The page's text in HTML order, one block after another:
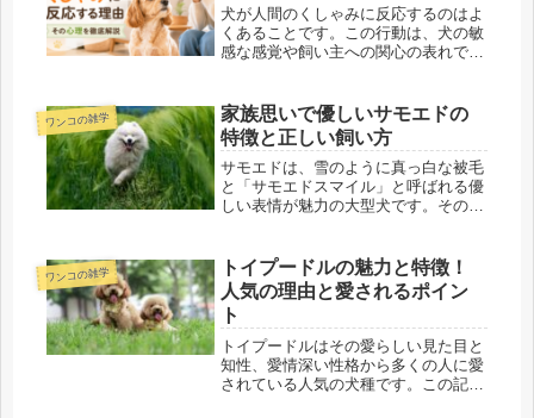
犬が人間のくしゃみに反応するのはよ
くあることです。この行動は、犬の敏
感な感覚や飼い主への関心の表れであ
ょうか？この記事では、犬がくしゃみ
に反応する理由やその背景、さらに飼
い...
ワンコの雑学
家族思いで優しいサモエドの
特徴と正しい飼い方
サモエドは、雪のように真っ白な被毛
と「サモエドスマイル」と呼ばれる優
しい表情が魅力の大型犬です。その美
す。この記事では、サモエドの特徴や
飼い方、健康管理のポイントなど、サ
モエ...
ワンコの雑学
トイプードルの魅力と特徴！
人気の理由と愛されるポイン
ト
トイプードルはその愛らしい見た目と
知性、愛情深い性格から多くの人に愛
されている人気の犬種です。この記事